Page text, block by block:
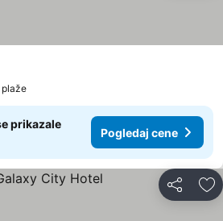
cene
plaže
prikazale
Pogledaj cene
Deli